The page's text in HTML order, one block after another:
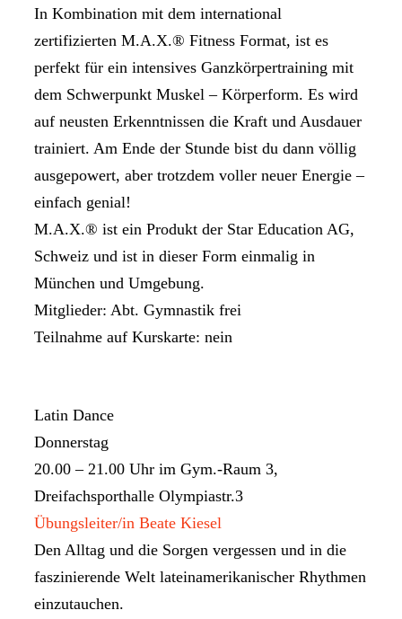
In Kombination mit dem international
zertifizierten M.A.X.® Fitness Format, ist es
perfekt für ein intensives Ganzkörpertraining mit
dem Schwerpunkt Muskel – Körperform. Es wird
auf neusten Erkenntnissen die Kraft und Ausdauer
trainiert. Am Ende der Stunde bist du dann völlig
ausgepowert, aber trotzdem voller neuer Energie –
einfach genial!
M.A.X.® ist ein Produkt der Star Education AG,
Schweiz und ist in dieser Form einmalig in
München und Umgebung.
Mitglieder: Abt. Gymnastik frei
Teilnahme auf Kurskarte: nein
Latin Dance
Donnerstag
20.00 – 21.00 Uhr im Gym.-Raum 3,
Dreifachsporthalle Olympiastr.3
Übungsleiter/in Beate Kiesel
Den Alltag und die Sorgen vergessen und in die
faszinierende Welt lateinamerikanischer Rhythmen
einzutauchen.